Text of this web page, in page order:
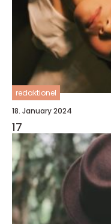
redaktionel
18. January 2024
17